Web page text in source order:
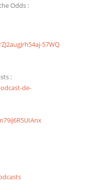
Odds :
57WQ
:
de-